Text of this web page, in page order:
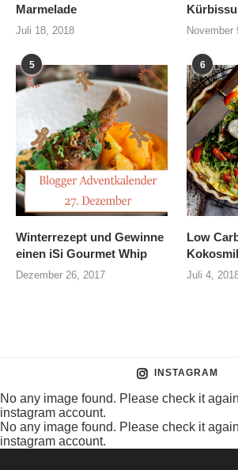
Marmelade
Juli 18, 2018 November
5
Winterrezept und Gewinne
einen iSi Gourmet Whip
Dezember 26, 2017
6
Low
Juli 4,
INSTAGRAM
No any image found. Please check it
instagram account.
No any image found. Please check it
instagram account.